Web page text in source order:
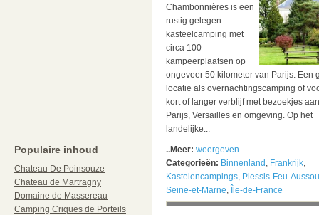
Populaire inhoud
Chateau De Poinsouze
Chateau de Martragny
Domaine de Massereau
Camping Criques de Porteils
Chambonnières is een
rustig gelegen
kasteelcamping met
circa 100
kampeerplaatsen op
ongeveer 50 kilometer van Parijs. Een
locatie als overnachtingscamping of
kort of langer verblijf met bezoekjes aan
Parijs, Versailles en omgeving. Op het
landelijke...
..Meer: weergeven
Categorieën: Binnenland , Frankrijk,
Kastelencampings, Plessis-Feu-
Seine-et-Marne, Île-de-France